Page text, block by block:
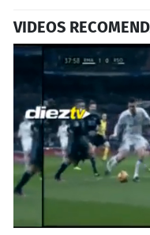
VIDEOS